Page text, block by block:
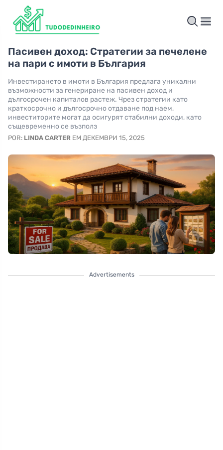
Пасивен доход: Стратегии за печелене
на пари с имоти в България
Инвестирането в имоти в България предлага уникални
възможности за генериране на пасивен доход и
дългосрочен капиталов растеж. Чрез стратегии като
краткосрочно и дългосрочно отдаване под наем,
инвеститорите могат да осигурят стабилни доходи, като
същевременно се възполз
POR: LINDA CARTER EM ДЕКЕМВРИ 15, 2025
Advertisements